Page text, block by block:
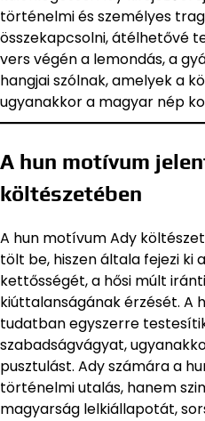
történelmi és személyes
összekapcsolni, átélhetővé
vers végén a lemondás, a
hangjai szólnak, amelyek a
ugyanakkor a magyar nép
A hun motívum
költészetében
A hun motívum Ady
tölt be, hiszen általa fejezi ki
kettősségét, a hősi múlt
kiúttalanságának érzését. A
tudatban egyszerre
szabadságvágyat,
pusztulást. Ady számára a
történelmi utalás, hanem
magyarság lelkiállapotát,